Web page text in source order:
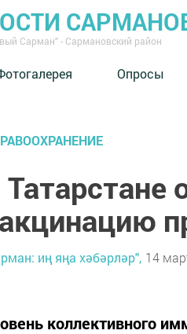
Сарман" - Сармановский район
Опросы
Татарстане
иң яңа хәбәрләр", 14
коллективного